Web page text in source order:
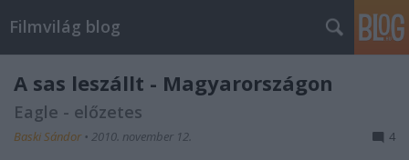
Filmvilág blog
A sas leszállt - Magyarországon
Eagle - előzetes
Baski Sándor • 2010. november 12. 4